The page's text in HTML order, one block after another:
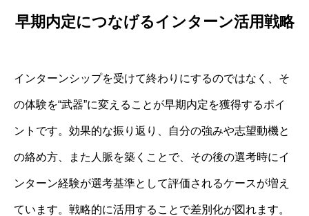
早期内定につなげるインターン活用戦略
インターンシップを受けて終わりにするのではなく、そ
の体験を“武器”に変えることが早期内定を獲得するポイ
ントです。効果的な振り返り、自分の強みや志望動機と
の絡め方、また人脈を築くことで、その後の選考時にイ
ンターン経験が選考基準として評価されるケースが増え
ています。戦略的に活用することで差別化が図れます。